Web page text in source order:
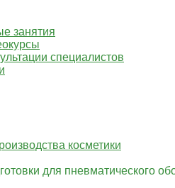
занятия
специалистов
косметики
для пневматического